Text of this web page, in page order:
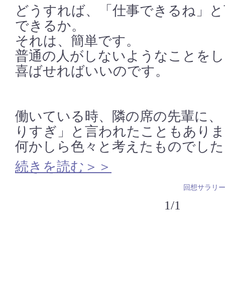
どうすれば、「仕事できるね」
できるか。
それは、簡単です。
普通の人がしないようなことを
喜ばせればいいのです。
働いている時、隣の席の先輩に
りすぎ」と言われたこともあり
何かしら色々と考えたものでし
続きを読む＞＞
回想サラリ
1/1